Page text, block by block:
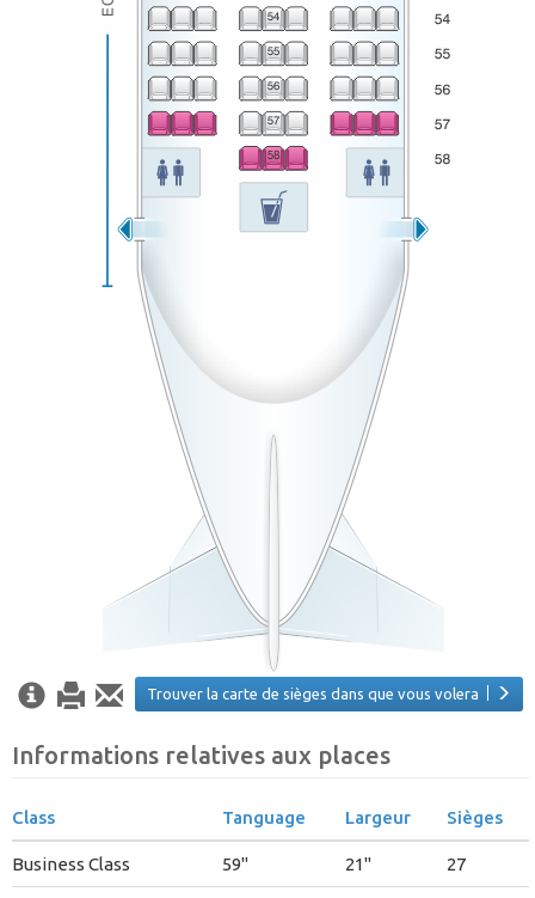
Trouver la carte de sièges dans que vous volera
Informations relatives aux places
Class Tanguage Largeur Sièges
Business Class 59" 21" 27